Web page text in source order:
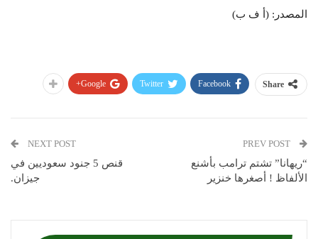
المصدر: (أ ف ب)
Share
Facebook
Twitter
Google+
“ريهانا” تشتم ترامب بأشنع
الألفاظ ! أصغرها خنزير
NEXT POST
قنص 5 جنود سعوديين في
جيزان.